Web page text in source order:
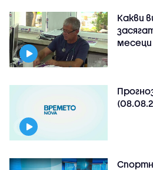
Какви
месеци